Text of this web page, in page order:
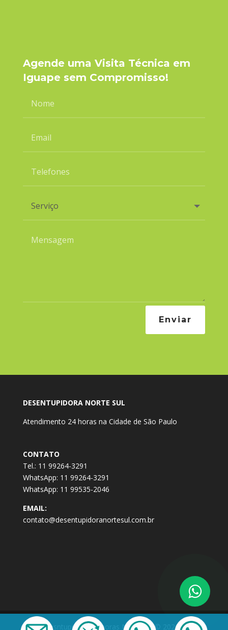
Agende uma Visita Técnica em
Iguape sem Compromisso!
Enviar
DESENTUPIDORA NORTE SUL
Atendimento 24 horas na Cidade de São Paulo
CONTATO
Tel.: 11 99264-3291
WhatsApp: 11 99264-3291
WhatsApp: 11 99535-2046
EMAIL:
contato@desentupidoranortesul.com.br
Desntupidora 24 horas Norte Sul © 2021 -